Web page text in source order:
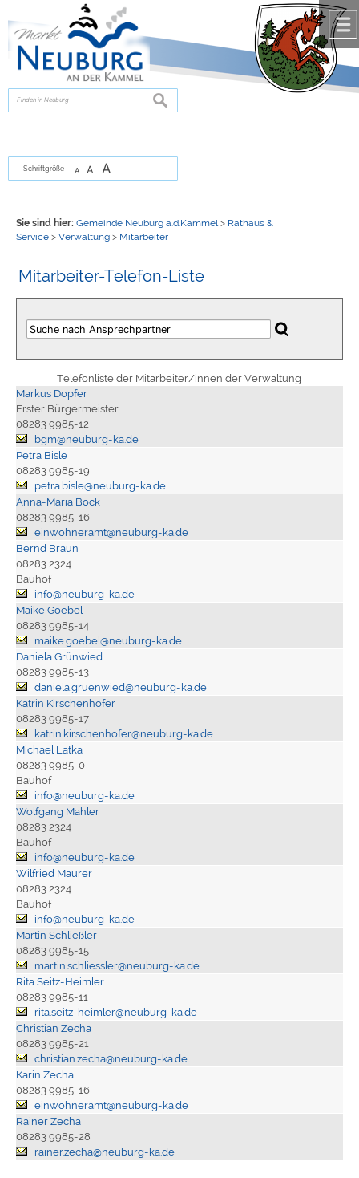
zur Navigationoder
springen.
suchen
Schriftgröße A A A
Sie sind hier: Gemeinde Neuburg a.d.Kammel > Rathaus &
Service> Verwaltung> Mitarbeiter
Mitarbeiter-Telefon-Liste
Telefonliste der Mitarbeiter/innen der Verwaltung
Markus Dopfer
Erster Bürgermeister
08283 9985-12
bgm@neuburg-ka.de
Petra Bisle
08283 9985-19
petra.bisle@neuburg-ka.de
Anna-Maria Böck
08283 9985-16
einwohneramt@neuburg-ka.de
Bernd Braun
08283 2324
Bauhof
info@neuburg-ka.de
Maike Goebel
08283 9985-14
maike.goebel@neuburg-ka.de
Daniela Grünwied
08283 9985-13
daniela.gruenwied@neuburg-ka.de
Katrin Kirschenhofer
08283 9985-17
katrin.kirschenhofer@neuburg-ka.de
Michael Latka
08283 9985-0
Bauhof
info@neuburg-ka.de
Wolfgang Mahler
08283 2324
Bauhof
info@neuburg-ka.de
Wilfried Maurer
08283 2324
Bauhof
info@neuburg-ka.de
Martin Schließler
08283 9985-15
martin.schliessler@neuburg-ka.de
Rita Seitz-Heimler
08283 9985-11
rita.seitz-heimler@neuburg-ka.de
Christian Zecha
08283 9985-21
christian.zecha@neuburg-ka.de
Karin Zecha
08283 9985-16
einwohneramt@neuburg-ka.de
Rainer Zecha
08283 9985-28
rainer.zecha@neuburg-ka.de